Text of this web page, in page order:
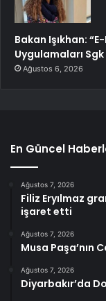
Bakan Işıkhan:
Uygulamaları
Ağustos 6, 2026
En Güncel
Ağustos 7, 2026
Filiz Eryılmaz
işaret etti
Ağustos 7, 2026
Musa Paşa’nın
Ağustos 7, 2026
Diyarbakır’da